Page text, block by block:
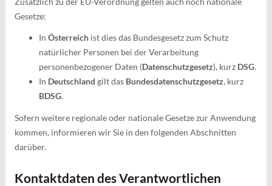
Gesetze:
In Österreichist dies das Bundesgesetz zum Schutz
natürlicher Personen bei der Verarbeitung
personenbezogener Daten (Datenschutzgesetz), kurz DSG.
In Deutschland gilt das Bundesdatenschutzgesetz, kurz
BDSG.
Sofern weitere regionale oder nationale Gesetze zur Anwendung
kommen, informieren wir Sie in den folgenden Abschnitten
darüber.
Kontaktdaten des Verantwortlichen